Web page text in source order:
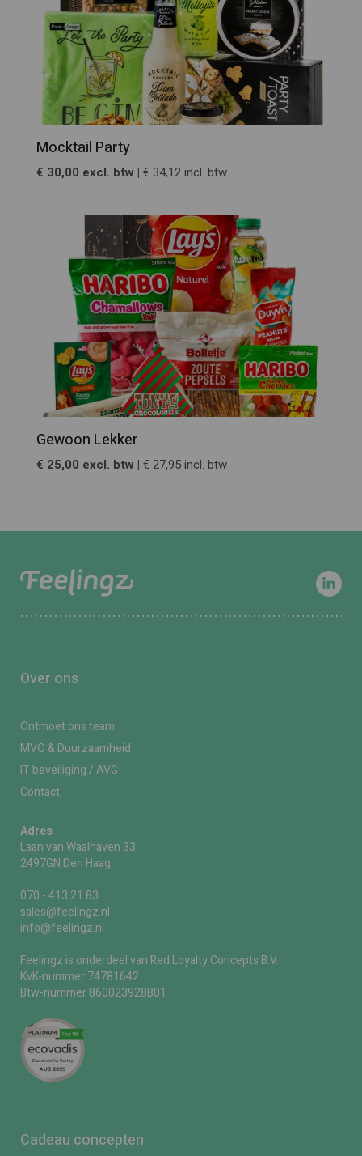
Mocktail Party
€ 30,00 excl. btw | € 34,12 incl. btw
Gewoon Lekker
€ 25,00 excl. btw | € 27,95 incl. btw
Over ons
Ontmoet ons team
MVO & Duurzaamheid
IT beveiliging / AVG
Contact
Adres
Laan van Waalhaven 33
2497GN Den Haag
070 - 413 21 83
sales@feelingz.nl
info@feelingz.nl
Feelingz is onderdeel van Red Loyalty Concepts B.V.
KvK-nummer 74781642
Btw-nummer 860023928B01
Cadeau concepten